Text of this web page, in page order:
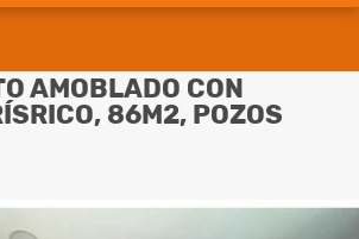
AMOBLADO CON
86M2, POZOS